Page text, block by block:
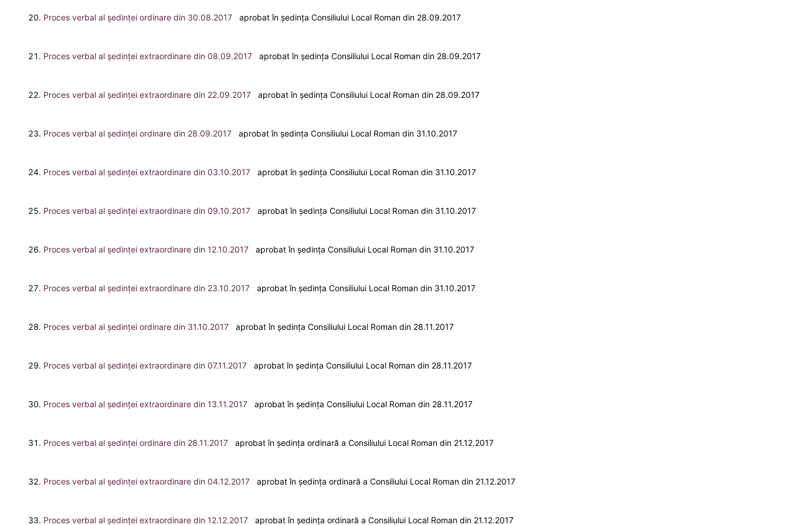
Proces verbal al ședinței ordinare din 30.08.2017 aprobat în ședința Consiliului Local Roman din 28.09.2017
Proces verbal al ședinței extraordinare din 08.09.2017 aprobat în ședința Consiliului Local Roman din 28.09.2017
Proces verbal al ședinței extraordinare din 22.09.2017 aprobat în ședința Consiliului Local Roman din 28.09.2017
Proces verbal al ședinței ordinare din 28.09.2017 aprobat în ședința Consiliului Local Roman din 31.10.2017
Proces verbal al ședinței extraordinare din 03.10.2017 aprobat în ședința Consiliului Local Roman din 31.10.2017
Proces verbal al ședinței extraordinare din 09.10.2017 aprobat în ședința Consiliului Local Roman din 31.10.2017
Proces verbal al ședinței extraordinare din 12.10.2017 aprobat în ședința Consiliului Local Roman din 31.10.2017
Proces verbal al ședinței extraordinare din 23.10.2017 aprobat în ședința Consiliului Local Roman din 31.10.2017
Proces verbal al ședinței ordinare din 31.10.2017 aprobat în ședința Consiliului Local Roman din 28.11.2017
Proces verbal al ședinței extraordinare din 07.11.2017 aprobat în ședința Consiliului Local Roman din 28.11.2017
Proces verbal al ședinței extraordinare din 13.11.2017 aprobat în ședința Consiliului Local Roman din 28.11.2017
Proces verbal al ședinței ordinare din 28.11.2017 aprobat în ședința ordinară a Consiliului Local Roman din 21.12.2017
Proces verbal al ședinței extraordinare din 04.12.2017 aprobat în ședința ordinară a Consiliului Local Roman din 21.12.2017
Proces verbal al ședinței extraordinare din 12.12.2017 aprobat în ședința ordinară a Consiliului Local Roman din 21.12.2017